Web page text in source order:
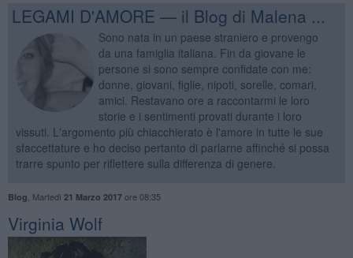
LEGAMI D'AMORE — il Blog di Malena ...
Sono nata in un paese straniero e provengo
da una famiglia italiana. Fin da giovane le
persone si sono sempre confidate con me:
donne, giovani, figlie, nipoti, sorelle, comari,
amici. Restavano ore a raccontarmi le loro
storie e i sentimenti provati durante i loro
vissuti. L'argomento più chiacchierato è l'amore in tutte le sue
sfaccettature e ho deciso pertanto di parlarne affinché si possa
trarre spunto per riflettere sulla differenza di genere.
Blog Martedì 21 Marzo 2017ore 08:35
Virginia Wolf